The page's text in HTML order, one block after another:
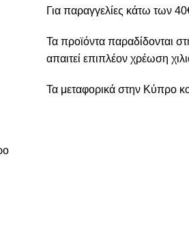
Για παραγγελίες κάτω των
Τα προϊόντα παραδίδονται
απαιτεί επιπλέον χρέωση
Τα μεταφορικά στην Κύπρο